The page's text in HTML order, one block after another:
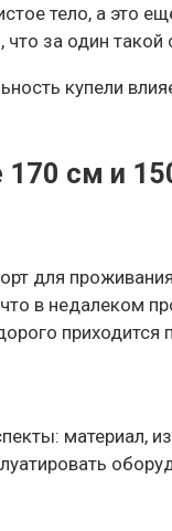
тело, а это
за один такой
купели
170 см и
для
в недалеком
приходится
материал,